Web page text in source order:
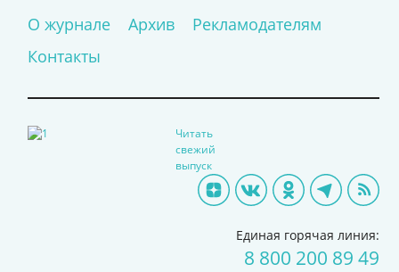
О журнале Архив
Рекламодателям
Контакты
Читать
свежий
выпуск
Единая горячая линия:
8 800 200 89 49